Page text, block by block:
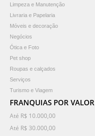
Limpeza e Manutenção
Livraria e Papelaria
Móveis e decoração
Negócios
Ótica e Foto
Pet shop
Roupas e calçados
Serviços
Turismo e Viagem
FRANQUIAS POR VALOR
Até R$ 10.000,00
Até R$ 30.000,00